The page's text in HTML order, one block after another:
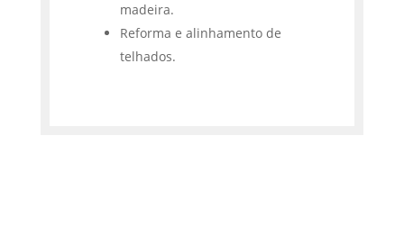
madeira.
Reforma e alinhamento de
telhados.